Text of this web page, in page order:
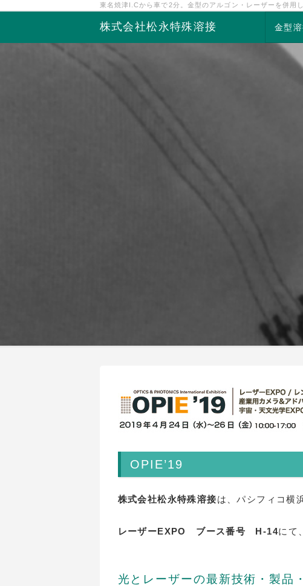
東名焼津I.Cから車で2分。金型のアルゴン・レーザーを併用
株式会社松永特殊溶接 金型
OPIE’19
株式会社松永特殊溶接は、パシフィコ横
レーザーEXPO ブース番号 H-14にて
光とレーザーの最新技術・製品